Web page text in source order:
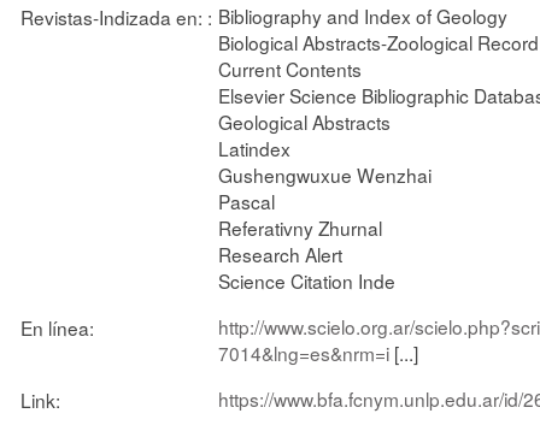
Revistas-Indizada en: : Bibliography and Index of Geology
Biological Abstracts-Zoological Record
Current Contents
Elsevier Science Bibliographic
Geological Abstracts
Latindex
Gushengwuxue Wenzhai
Pascal
Referativny Zhurnal
Research Alert
Science Citation Inde
En línea:
http://www.scielo.org.ar/
7014&lng=es&nrm=i [...]
Link:
https://www.bfa.fcnym.unlp.edu.ar/id/